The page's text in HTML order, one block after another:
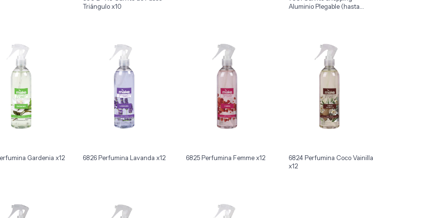
Triángulo x10
Aluminio Plegable (hasta
Gardenia x12 6826 Perfumina Lavanda x12 6825 Perfumina Femme x12
6824 Perfumina Coco Vainilla
x12